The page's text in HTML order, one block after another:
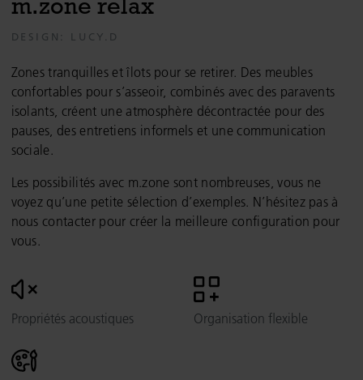
m.zone relax
DESIGN: LUCY.D
Zones tranquilles et îlots pour se retirer. Des meubles
confortables pour s’asseoir, combinés avec des paravents
isolants, créent une atmosphère décontractée pour des
pauses, des entretiens informels et une communication
sociale.
Les possibilités avec m.zone sont nombreuses, vous ne
voyez qu’une petite sélection d’exemples. N’hésitez pas à
nous contacter pour créer la meilleure configuration pour
vous.
Propriétés acoustiques Organisation flexible